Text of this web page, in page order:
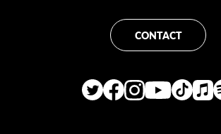
CONTACT